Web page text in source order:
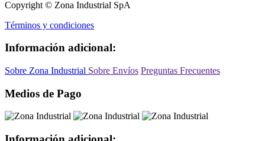
Copyright © Zona Industrial SpA
Términos y condiciones
Información adicional:
Sobre Zona Industrial Sobre Envíos Preguntas Frecuentes
Medios de Pago